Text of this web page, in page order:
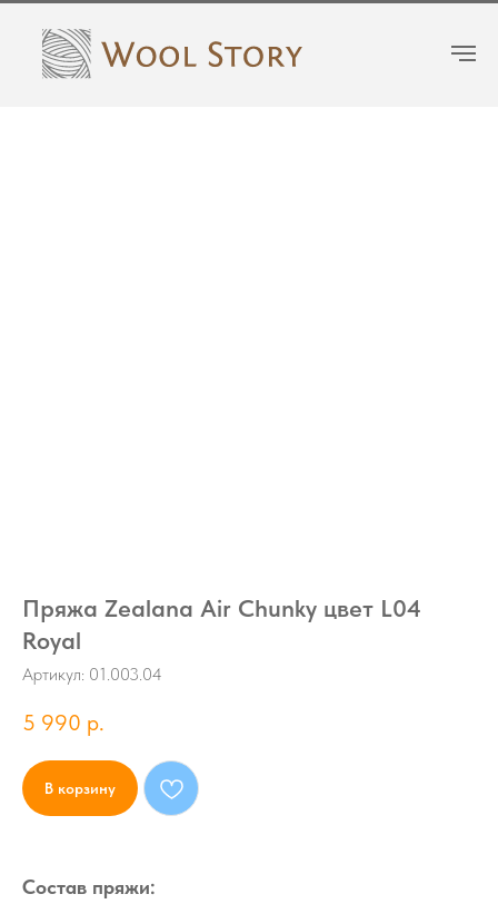
Пряжа Zealana Air Chunky цвет L04
Royal
Артикул: 01.003.04
5 990 р.
В корзину
Состав пряжи: